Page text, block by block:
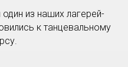
из наших лагерей-
к танцевальному